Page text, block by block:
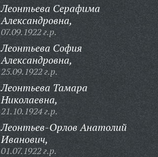
Леонтьева Серафима
Александровна,
07.09.1922 г.р.
Леонтьева София
Александровна,
25.09.1922 г.р.
Леонтьева Тамара
Николаевна,
21.10.1924 г.р.
Леонтьев-Орлов Анатолий
Иванович,
01.07.1922 г.р.